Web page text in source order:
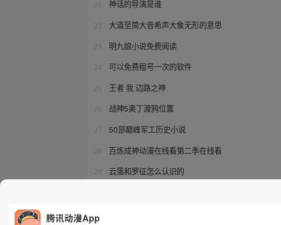
21 神话的导演是谁
22 大道至简大音希声大象无形的意思
23 明九娘小说免费阅读
24 可以免费租号一次的软件
25 王者 我 边路之神
26 战神5奥丁渡鸦位置
27 50部巅峰军工历史小说
28 百炼成神动漫在线看第二季在线看
29 云落和罗征怎么认识的
腾讯动漫App